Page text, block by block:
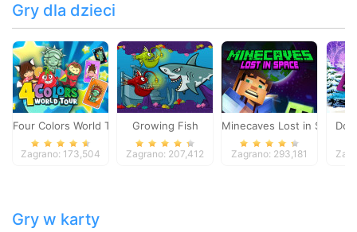
Gry dla dzieci
Four Colors World Tour
Zagrano: 173,504
Growing Fish
Zagrano: 207,412
Minecaves Lost in Space
Zagrano: 293,181
Gry w karty